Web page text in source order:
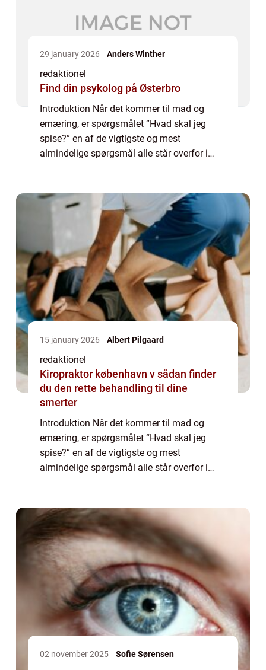
29 january 2026 Anders Winther
redaktionel
Find din psykolog på Østerbro
Introduktion Når det kommer til mad og
ernæring, er spørgsmålet “Hvad skal jeg
spise?” en af de vigtigste og mest
almindelige spørgsmål alle står overfor i
15 january 2026 Albert Pilgaard
redaktionel
Kiropraktor københavn v sådan finder
du den rette behandling til dine
smerter
Introduktion Når det kommer til mad og
ernæring, er spørgsmålet “Hvad skal jeg
spise?” en af de vigtigste og mest
almindelige spørgsmål alle står overfor i
02 november 2025 Sofie Sørensen